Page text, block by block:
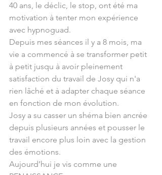
40 ans, le déclic, le stop, ont été ma
motivation à tenter mon expérience
avec hypnoguad.
Depuis mes séances il y a 8 mois, ma
vie a commencé à se transformer petit
à petit jusqu à avoir pleinement
satisfaction du travail de Josy qui n'a
rien lâché et à adapter chaque séance
en fonction de mon évolution.
Josy a su casser un shéma bien ancrée
depuis plusieurs années et pousser le
travail encore plus loin avec la gestion
des émotions.
Aujourd’hui je vis comme une